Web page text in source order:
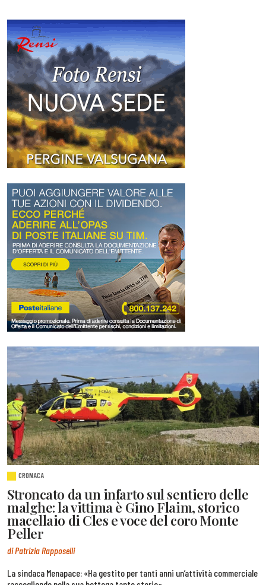
CRONACA
Stroncato da un infarto sul sentiero delle
malghe: la vittima è Gino Flaim, storico
macellaio di Cles e voce del coro Monte
Peller
di Patrizia Rapposelli
La sindaca Menapace: «Ha gestito per tanti anni un’attività commerciale